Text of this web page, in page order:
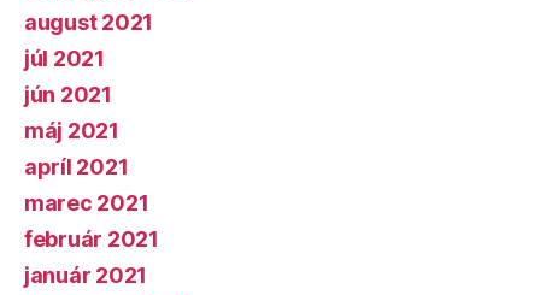
august 2021
júl 2021
jún 2021
máj 2021
apríl 2021
marec 2021
február 2021
január 2021